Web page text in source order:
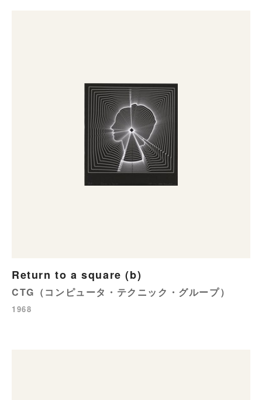
Return to a square (b)
CTG（コンピュータ・テクニック・グループ）
1968